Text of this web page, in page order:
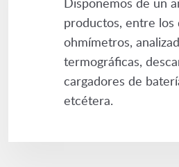
productos, entre
ohmímetros,
termográficas,
cargadores de
etcétera.